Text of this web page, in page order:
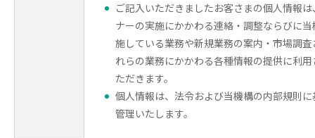
ご記入いただきましたお客さまの個人情報
ナーの実施にかかわる連絡・調整ならびに
施している業務や新規業務の案内・市場調
れらの業務にかかわる各種情報の提供に利
ただきます。
個人情報は、法令および当機構の内部規則
管理いたします。